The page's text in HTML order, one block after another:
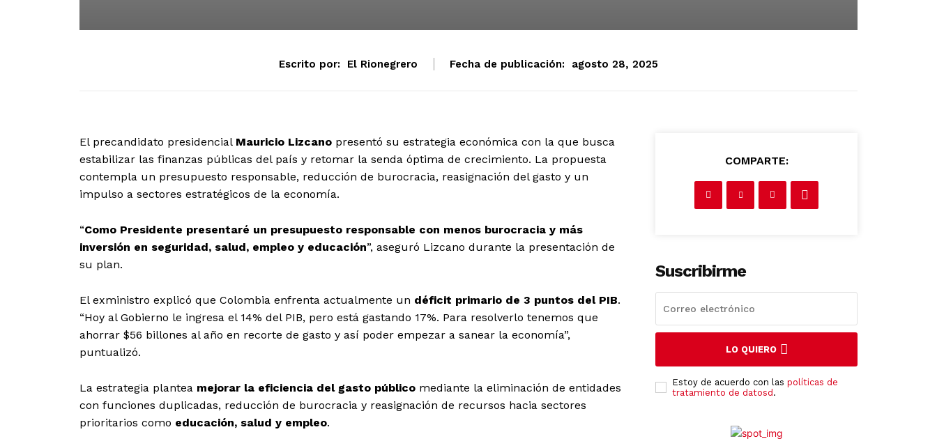
Escrito por: El Rionegrero Fecha de publicación: agosto 28, 2025
El precandidato presidencial Mauricio Lizcano presentó su estrategia económica con la que busca
estabilizar las finanzas públicas del país y retomar la senda óptima de crecimiento. La propuesta
contempla un presupuesto responsable, reducción de burocracia, reasignación del gasto y un
impulso a sectores estratégicos de la economía.
“Como Presidente presentaré un presupuesto responsable con menos burocracia y más
inversión en seguridad, salud, empleo y educación”, aseguró Lizcano durante la presentación de
su plan.
El exministro explicó que Colombia enfrenta actualmente un déficit primario de 3 puntos del PIB.
“Hoy al Gobierno le ingresa el 14% del PIB, pero está gastando 17%. Para resolverlo tenemos que
ahorrar $56 billones al año en recorte de gasto y así poder empezar a sanear la economía”,
puntualizó.
La estrategia plantea mejorar la eficiencia del gasto público mediante la eliminación de entidades
con funciones duplicadas, reducción de burocracia y reasignación de recursos hacia sectores
prioritarios como educación, salud y empleo.
COMPARTE:
Suscribirme
LO QUIERO
Estoy de acuerdo con laspolíticas de
tratamiento de datosd .